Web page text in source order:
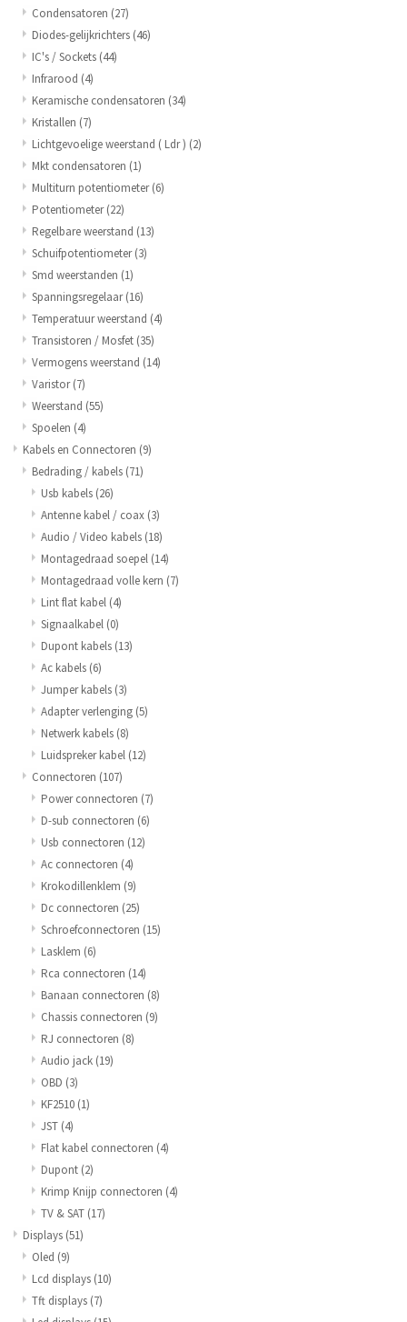
Condensatoren (27)
Diodes-gelijkrichters (46)
IC's / Sockets (44)
Infrarood (4)
Keramische condensatoren (34)
Kristallen (7)
Lichtgevoelige weerstand ( Ldr ) (2)
Mkt condensatoren (1)
Multiturn potentiometer(6)
Potentiometer(22)
Regelbare weerstand (13)
Schuifpotentiometer(3)
Smd weerstanden (1)
Spanningsregelaar(16)
Temperatuur weerstand (4)
Transistoren / Mosfet (35)
Vermogens weerstand (14)
Varistor(7)
Weerstand (55)
Spoelen (4)
Kabels en Connectoren (9)
Bedrading / kabels (71)
Usb kabels (26)
Antenne kabel / coax (3)
Audio / Video kabels (18)
Montagedraad soepel (14)
Montagedraad volle kern (7)
Lint flat kabel (4)
Signaalkabel (0)
Dupont kabels (13)
Ac kabels (6)
Jumper kabels (3)
Adapter verlenging (5)
Netwerk kabels (8)
Luidspreker kabel (12)
Connectoren (107)
Power connectoren (7)
D-sub connectoren (6)
Usb connectoren (12)
Ac connectoren (4)
Krokodillenklem (9)
Dc connectoren (25)
Schroefconnectoren (15)
Lasklem (6)
Rca connectoren (14)
Banaan connectoren (8)
Chassis connectoren (9)
RJ connectoren (8)
Audio jack (19)
OBD (3)
KF2510 (1)
JST (4)
Flat kabel connectoren (4)
Dupont (2)
Krimp Knijp connectoren (4)
TV & SAT (17)
Displays (51)
Oled (9)
Lcd displays (10)
Tft displays (7)